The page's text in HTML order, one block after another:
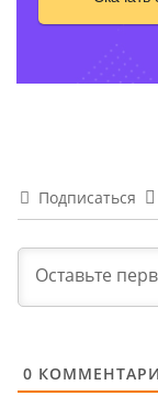
Подписаться
0